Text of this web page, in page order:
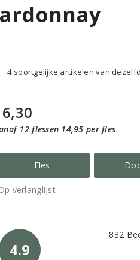
4 soortgelijke artikelen van
12 flessen 14,95 per fles
Fles
verlanglijst
4.9
832